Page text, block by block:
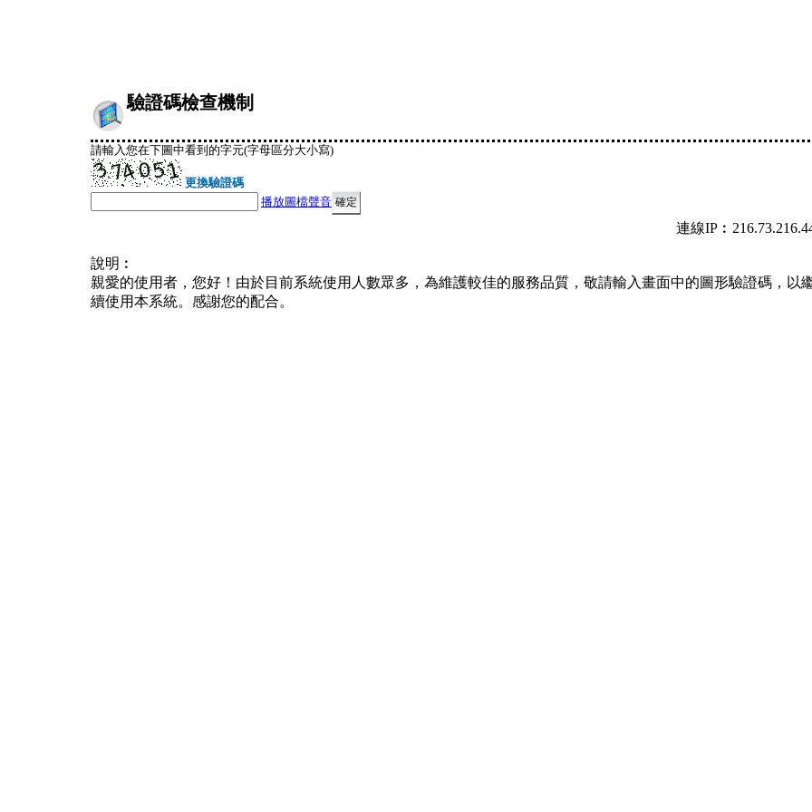
驗證碼檢查機制
請輸入您在下圖中看到的字元(字母區分大小寫)
更換驗證碼
播放圖檔聲音
連線
說明︰
親愛的使用者，您好！由於目前系統使用人數眾多，為維護較佳的服務品質，敬請輸入畫面中的圖形驗證碼，以
續使用本系統。感謝您的配合。